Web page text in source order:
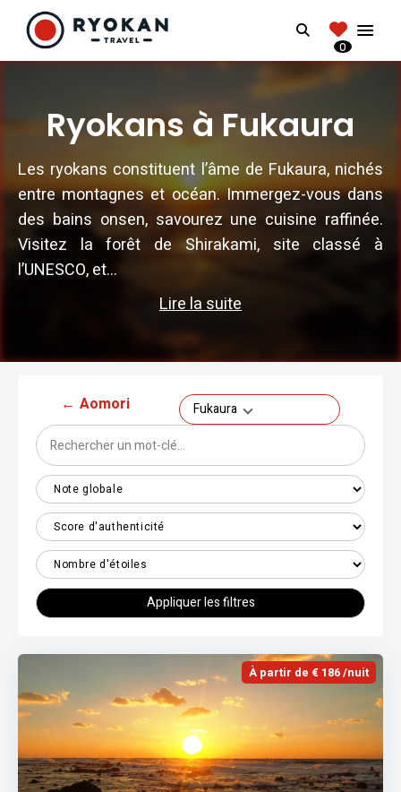
RYOKANTRAVEL
Vivez l'expérience authentique d'un Ryokan
Search
0
Ryokans à Fukaura
Les ryokans constituent l’âme de Fukaura, nichés
entre montagnes et océan. Immergez-vous dans
des bains onsen, savourez une cuisine raffinée.
Visitez la forêt de Shirakami, site classé à
l’UNESCO, et...
Lire la suite
← Aomori Fukaura
Appliquer les filtres
À partir de € 186 /nuit